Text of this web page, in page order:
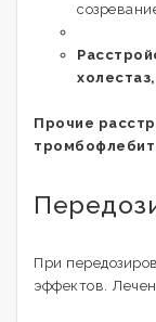
Прочие
При
эффектов.